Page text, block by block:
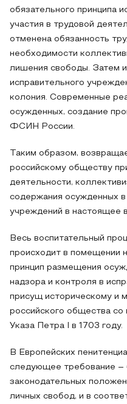
обязательного принципа
участия в трудовой
отменена обязанность
необходимости
лишения свободы. Затем
исправительного
колония. Современные
осужденных, создание
ФСИН России.
Таким образом,
российскому обществу
деятельности,
содержания осужденных
учреждений в настоящее
Весь воспитательный
происходит в помещении
принцип размещения
надзора и контроля в
присущ историческому и
российского общества
Указа Петра I в 1703 году.
В Европейских
следующее требование –
законодательных
личных свобод, и в